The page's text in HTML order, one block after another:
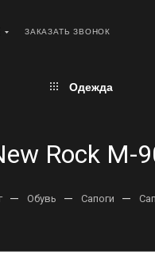
ЗАКАЗАТЬ ЗВОНОК
Одежда
Rock M-
— Обувь — Сапоги —